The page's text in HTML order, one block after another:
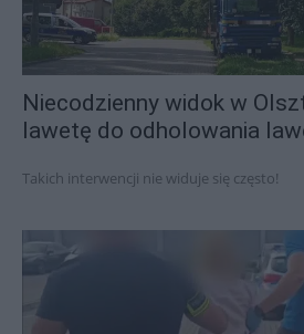
Niecodzienny widok w
lawetę do odholowania
Takich interwencji nie widuje się często!